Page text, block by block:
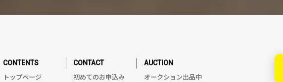
CONTENTS
トップページ
CONTACT
初めてのお申込み
AUCTION
オークション出品中